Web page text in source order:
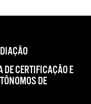
CERTIFICAÇÃO E
DE